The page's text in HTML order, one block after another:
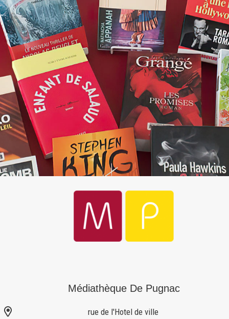
Médiathèque De Pugnac
rue de l'Hotel de ville